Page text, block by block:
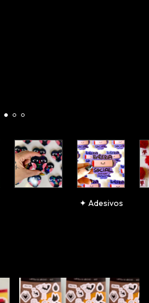
✦ Adesivos